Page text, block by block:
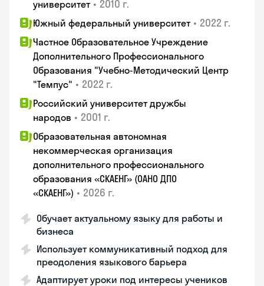
университет • 2010 г.
Южный федеральный университет • 2022 г.
Частное Образовательное Учреждение
Дополнительного Профессионального
Образования "Учебно-Методический Центр
"Темпус" • 2022 г.
Российский университет дружбы
народов • 2001 г.
Образовательная автономная
некоммерческая организация
дополнительного профессионального
образования «СКАЕНГ» (ОАНО ДПО
«СКАЕНГ») • 2026 г.
Обучает актуальному языку для работы и
бизнеса
Использует коммуникативный подход для
преодоления языкового барьера
Адаптирует уроки под интересы учеников